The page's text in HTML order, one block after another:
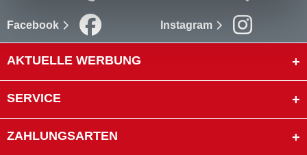
Facebook Instagram
AKTUELLE WERBUNG
SERVICE
ZAHLUNGSARTEN